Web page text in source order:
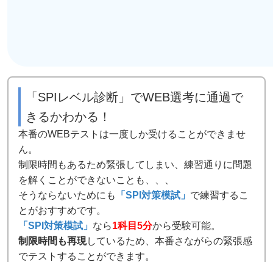
「SPIレベル診断」でWEB選考に通過で
きるかわかる！
本番のWEBテストは一度しか受けることができませ
ん。
制限時間もあるため緊張してしまい、練習通りに問題
を解くことができないことも、、、
そうならないためにも
「SPI対策模試」 で練習するこ
とがおすすめです。
「SPI対策模試」 なら1科目5分から受験可能。
制限時間も再現しているため、本番さながらの緊張感
でテストすることができます。